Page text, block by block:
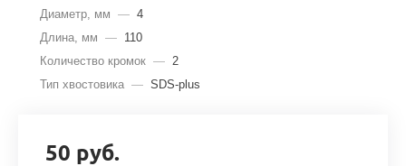
Диаметр, мм — 4
Длина, мм — 110
Количество кромок — 2
Тип хвостовика — SDS-plus
50 руб.